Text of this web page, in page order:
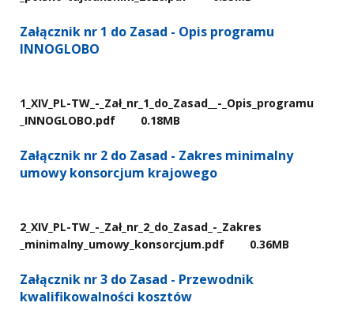
Załącznik nr 1 do Zasad - Opis programu
INNOGLOBO
1​_XIV​_PL-TW​_-​_Zał​_nr​_1​_do​_Zasad​_​_-​_Opis​_programu​
_INNOGLOBO.pdf
0.18MB
Załącznik nr 2 do Zasad - Zakres minimalny
umowy konsorcjum krajowego
2​_XIV​_PL-TW​_-​_Zał​_nr​_2​_do​_Zasad​_-​_Zakres​
_minimalny​_umowy​_konsorcjum.pdf
0.36MB
Załącznik nr 3 do Zasad - Przewodnik
kwalifikowalności kosztów